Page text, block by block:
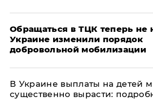
Обращаться в ТЦК теперь не
Украине изменили порядок
добровольной мобилизации
В Украине выплаты на детей
существенно вырасти: